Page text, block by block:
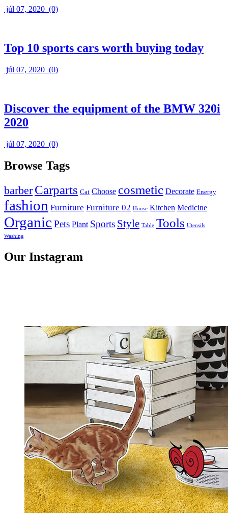
júl 07, 2020 (0)
Top 10 sports cars worth buying today
júl 07, 2020 (0)
Discover the equipment of the BMW 320i
2020
júl 07, 2020 (0)
Browse Tags
barber Carparts Cat Choose cosmetic Decorate Energy
fashion Furniture Furniture 02 House Kitchen Medicine
Organic Pets Plant Sports Style Table Tools Utensils
Washing
Our Instagram